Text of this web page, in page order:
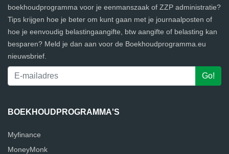
boekhoudprogramma voor je eenmanszaak of ZZP administratie?
Tips krijgen hoe je beter om kunt gaan met je journaalposten of
hoe je eenvoudig belastingaangifte, btw aangifte of belasting kan
besparen? Meld je dan aan voor de Boekhoudprogramma.eu
nieuwsbrief.
BOEKHOUDPROGRAMMA'S
Myfinance
MoneyMonk